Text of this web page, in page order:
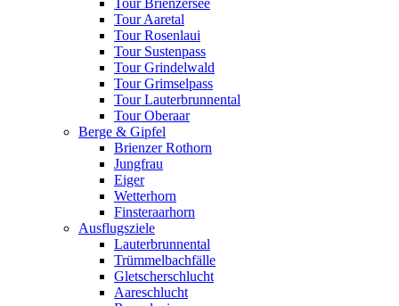
Tour Brienzersee
Tour Aaretal
Tour Rosenlaui
Tour Sustenpass
Tour Grindelwald
Tour Grimselpass
Tour Lauterbrunnental
Tour Oberaar
Berge & Gipfel
Brienzer Rothorn
Jungfrau
Eiger
Wetterhorn
Finsteraarhorn
Ausflugsziele
Lauterbrunnental
Trümmelbachfälle
Gletscherschlucht
Aareschlucht